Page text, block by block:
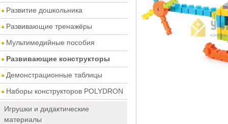
Развитие дошкольника
Развивающие тренажёры
Мультимедийные пособия
Развивающие конструкторы
Демонстрационные таблицы
Наборы конструкторов POLYDRON
Игрушки и дидактические
материалы